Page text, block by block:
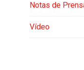
Notas de
Vídeo